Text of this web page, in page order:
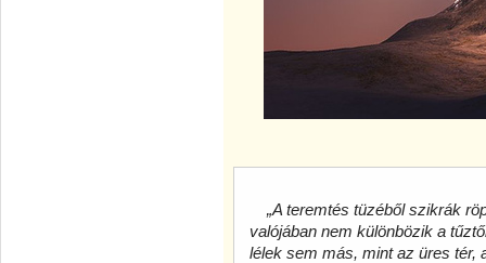
„A teremtés tüzéből szikrák
valójában nem különbözik a
lélek sem más, mint az üres tér,